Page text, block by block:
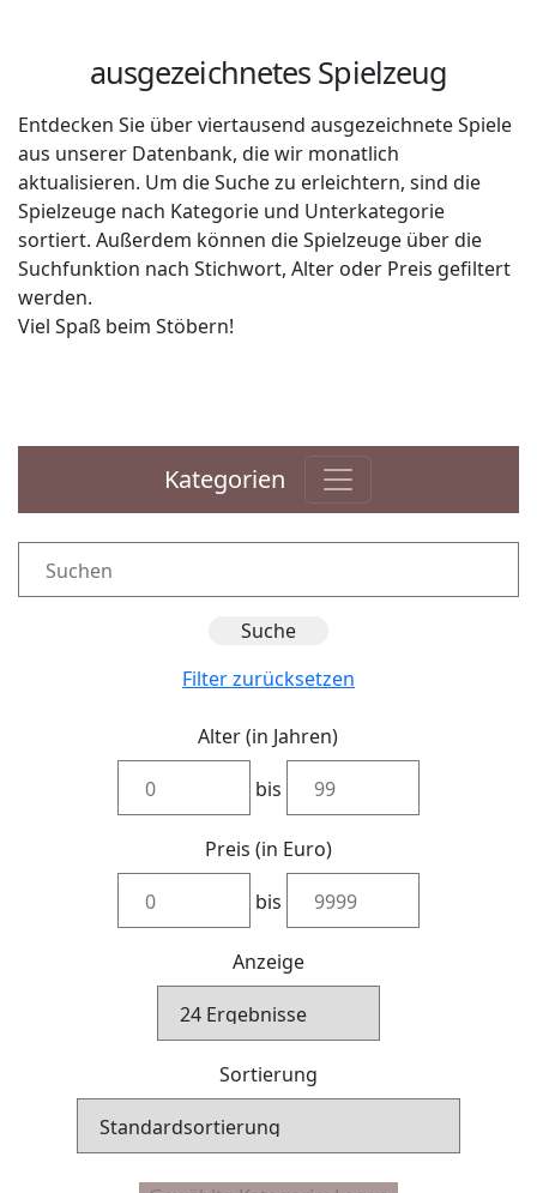
ausgezeichnetes Spielzeug
Entdecken Sie über viertausend ausgezeichnete Spiele
aus unserer Datenbank, die wir monatlich
aktualisieren. Um die Suche zu erleichtern, sind die
Spielzeuge nach Kategorie und Unterkategorie
sortiert. Außerdem können die Spielzeuge über die
Suchfunktion nach Stichwort, Alter oder Preis gefiltert
werden.
Viel Spaß beim Stöbern!
Kategorien
Filter zurücksetzen
Alter (in Jahren)
bis
Preis (in Euro)
bis
Anzeige
Sortierung